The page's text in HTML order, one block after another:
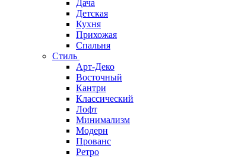
Дача
Детская
Кухня
Прихожая
Спальня
Стиль
Арт-Деко
Восточный
Кантри
Классический
Лофт
Минимализм
Модерн
Прованс
Ретро